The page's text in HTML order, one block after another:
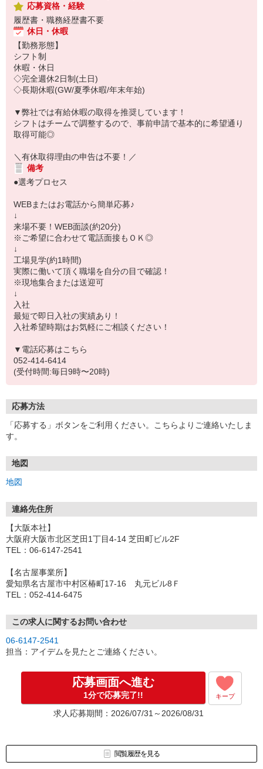
応募資格・経験
履歴書・職務経歴書不要
休日・休暇
【勤務形態】
シフト制
休暇・休日
◇完全週休2日制(土日)
◇長期休暇(GW/夏季休暇/年末年始)
▼弊社では有給休暇の取得を推奨しています！
シフトはチームで調整するので、事前申請で基本的に希望通り
取得可能◎
＼有休取得理由の申告は不要！／
備考
●選考プロセス
WEBまたはお電話から簡単応募♪
↓
来場不要！WEB面談(約20分)
※ご希望に合わせて電話面接もＯＫ◎
↓
工場見学(約1時間)
実際に働いて頂く職場を自分の目で確認！
※現地集合または送迎可
↓
入社
最短で即日入社の実績あり！
入社希望時期はお気軽にご相談ください！
▼電話応募はこちら
052-414-6414
(受付時間:毎日9時〜20時)
応募方法
「応募する」ボタンをご利用ください。こちらよりご連絡いたしま
す。
地図
地図
連絡先住所
【大阪本社】
大阪府大阪市北区芝田1丁目4-14 芝田町ビル2F
TEL：06-6147-2541
【名古屋事業所】
愛知県名古屋市中村区椿町17-16 丸元ビル8Ｆ
TEL：052-414-6475
この求人に関するお問い合わせ
06-6147-2541
担当：アイデムを見たとご連絡ください。
応募画面へ進む
1分で応募完了!! キープ
求人応募期間：2026/07/31～2026/08/31
閲覧履歴を見る